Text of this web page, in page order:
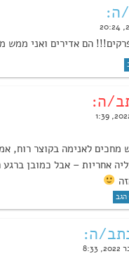
ה:
הם אדירים ואני ממש
מחכים לאנימה בקוצר רוח,
אחריות – אבל כמובן
הגב
ה: